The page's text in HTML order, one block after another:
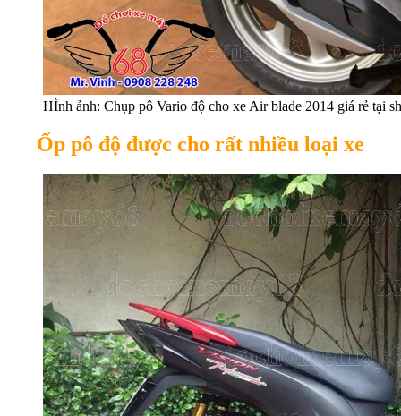
HÌnh ảnh: Chụp pô Vario độ cho xe Air blade 2014 giá rẻ tại
Ốp pô độ được cho rất nhiều loại xe